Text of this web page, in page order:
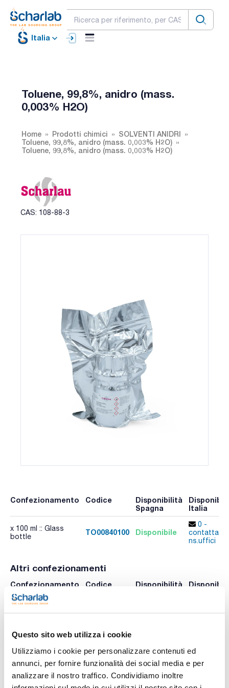
Questo sito web utilizza i cookie
Utilizziamo i cookie per personalizzare contenuti ed
annunci, per fornire funzionalità dei social media e per
analizzare il nostro traffico. Condividiamo inoltre
Italia
Toluene, 99,8%, anidro (mass.
0,003% H2O)
Home Prodotti chimici
SOLVENTI ANIDRI
Toluene, 99,8%, anidro (mass. 0,003% H2O)
Toluene, 99,8%, anidro (mass. 0,003% H2O)
CAS: 108-88-3
Confezionamento Codice
Disponibilità
Spagna
Italia
x 100 ml :: Glass
bottle
TO00840100 Disponibile
0 -
contatta i
ns.uffici
Altri confezionamenti
Confezionamento Codice
Disponibilità
TO00840500
x 1 l :: Glass bottle TO00841000